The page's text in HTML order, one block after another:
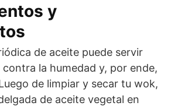
y
de aceite puede servir
la humedad y, por ende,
de limpiar y secar tu wok,
de aceite vegetal en